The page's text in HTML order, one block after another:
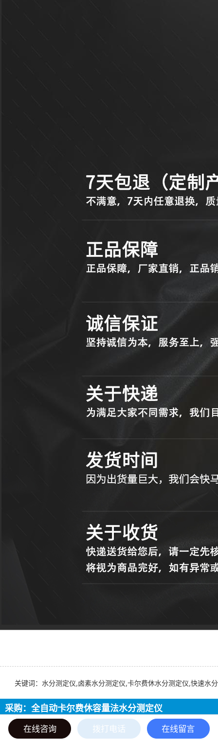
关键词：水分测定仪,卤素水分测定仪,卡尔费休水分测定仪,快速水
采购：全自动卡尔费休容量法水分测定仪
我
在线咨询 拨打电话 在线留言